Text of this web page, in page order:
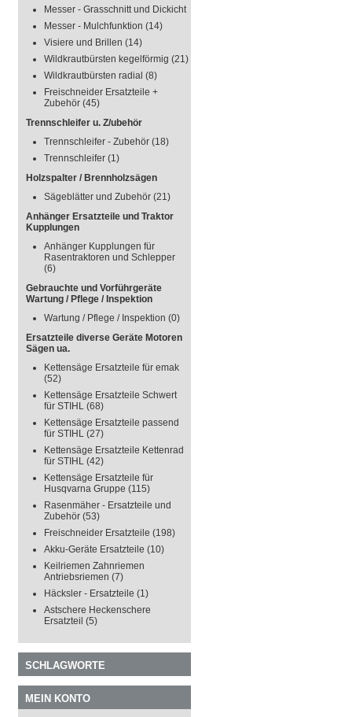
Messer - Grasschnitt und Dickicht
Messer - Mulchfunktion (14)
Visiere und Brillen (14)
Wildkrautbürsten kegelförmig (21)
Wildkrautbürsten radial (8)
Freischneider Ersatzteile +
Zubehör (45)
Trennschleifer u. Z/ubehör
Trennschleifer - Zubehör (18)
Trennschleifer (1)
Holzspalter / Brennholzsägen
Sägeblätter und Zubehör (21)
Anhänger Ersatzteile und Traktor
Kupplungen
Anhänger Kupplungen für
Rasentraktoren und Schlepper
(6)
Gebrauchte und Vorführgeräte
Wartung / Pflege / Inspektion
Wartung / Pflege / Inspektion (0)
Ersatzteile diverse Geräte Motoren
Sägen ua.
Kettensäge Ersatzteile für emak
(52)
Kettensäge Ersatzteile Schwert
für STIHL (68)
Kettensäge Ersatzteile passend
für STIHL (27)
Kettensäge Ersatzteile Kettenrad
für STIHL (42)
Kettensäge Ersatzteile für
Husqvarna Gruppe (115)
Rasenmäher - Ersatzteile und
Zubehör (53)
Freischneider Ersatzteile (198)
Akku-Geräte Ersatzteile (10)
Keilriemen Zahnriemen
Antriebsriemen (7)
Häcksler - Ersatzteile (1)
Astschere Heckenschere
Ersatzteil (5)
SCHLAGWORTE
MEIN KONTO